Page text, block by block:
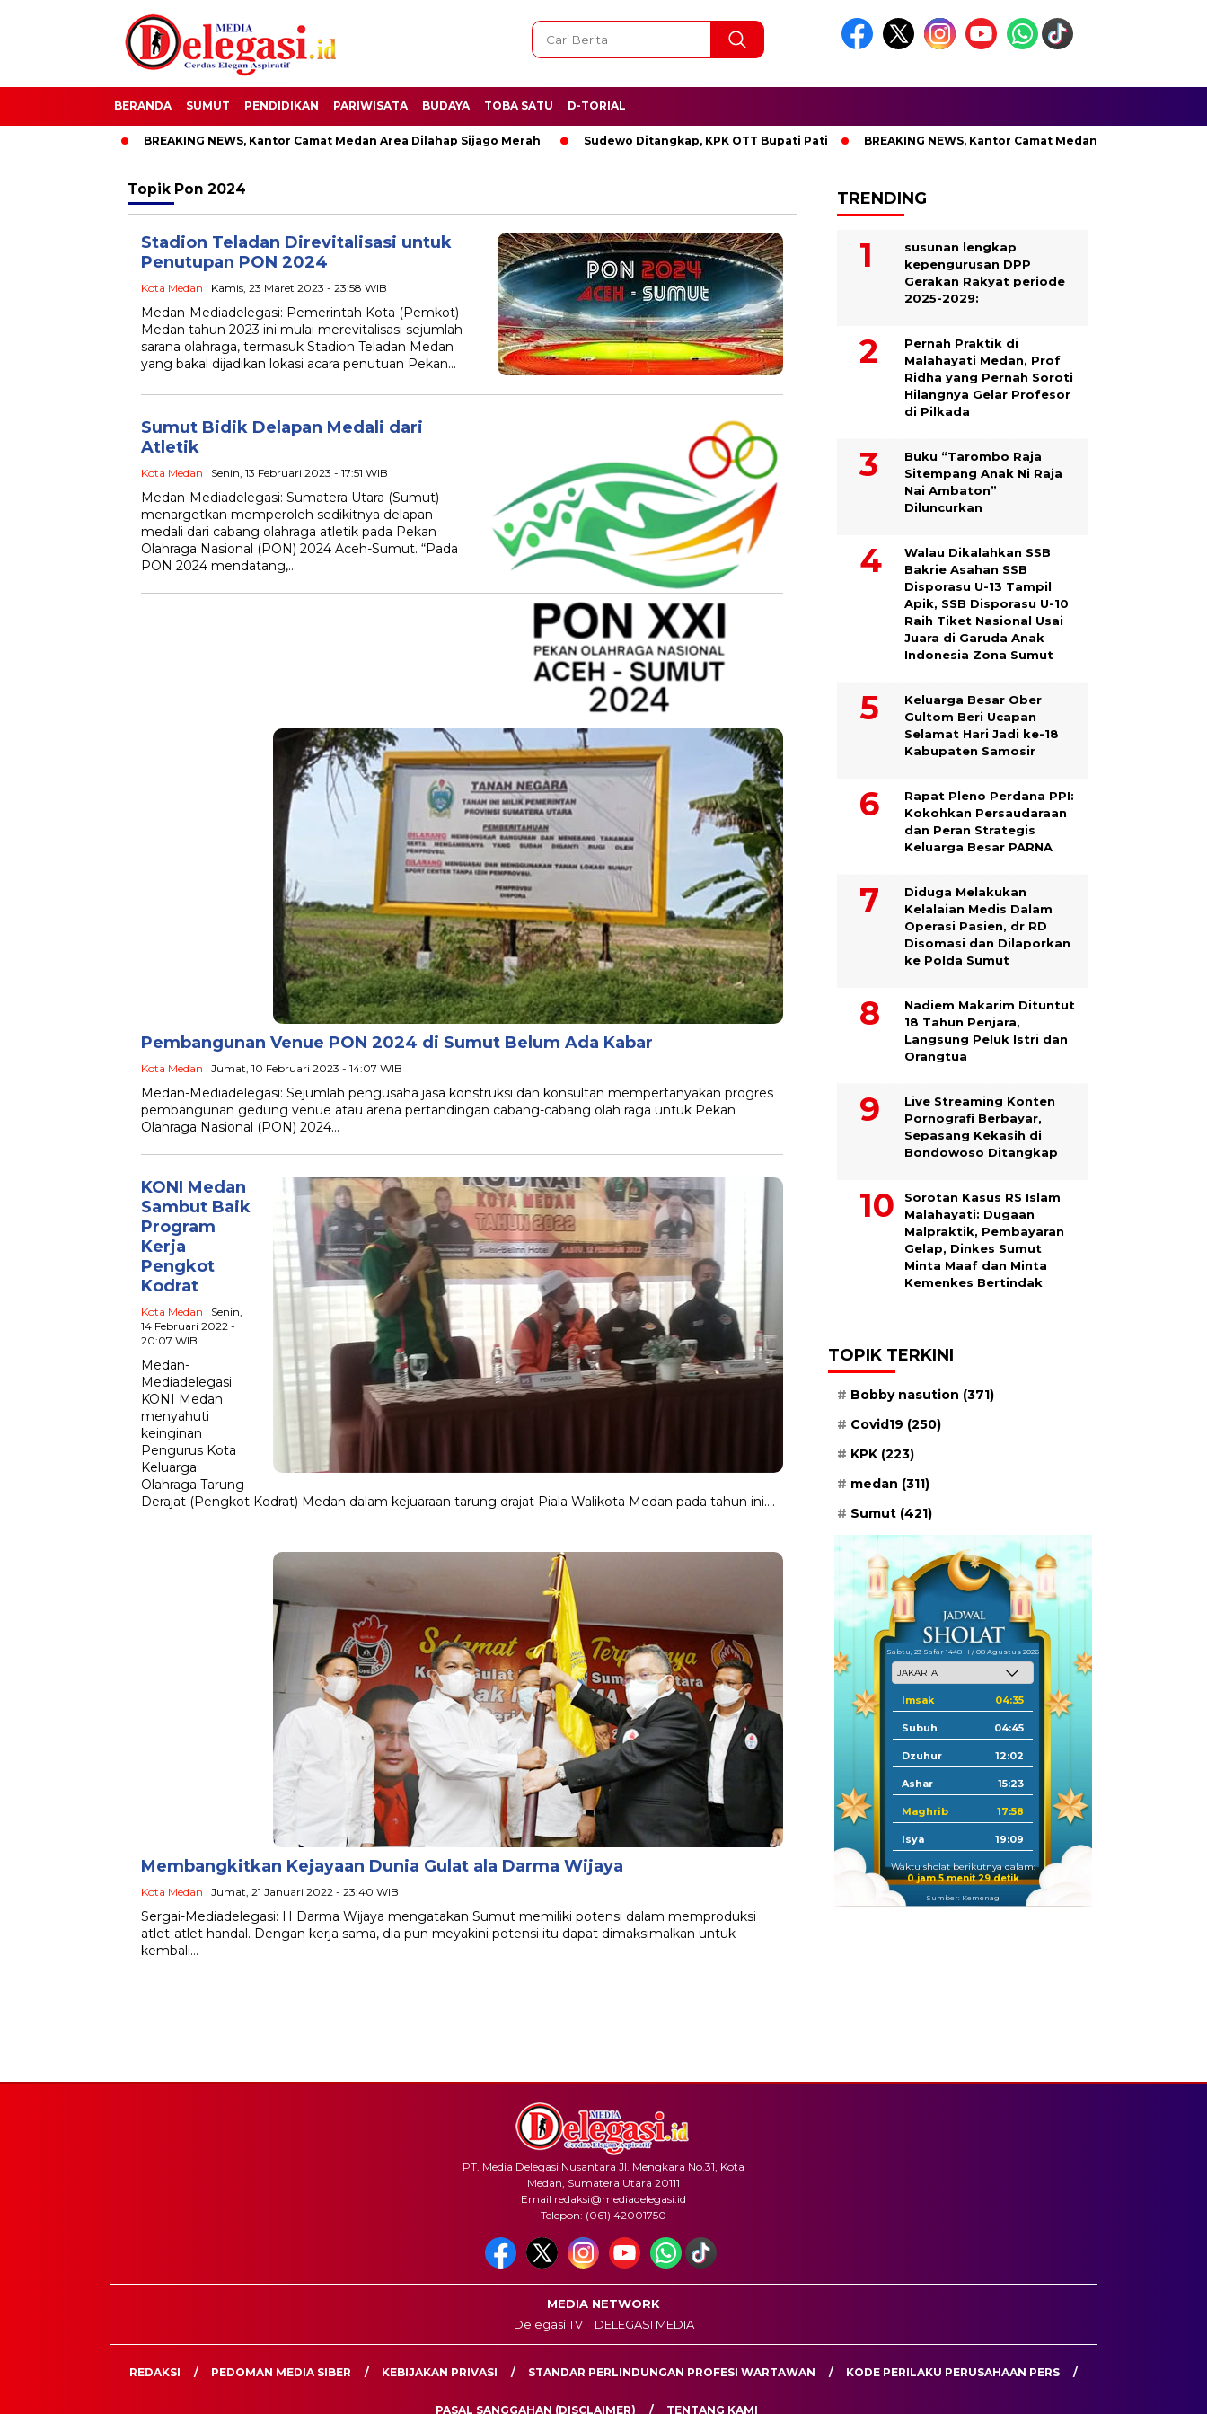
BERANDA SUMUT PENDIDIKAN PARIWISATA BUDAYA TOBA SATU D-TORIAL
BREAKING NEWS, Kantor Camat Medan Area Dilahap Sijago Merah Sudewo Ditangkap, KPK OTT Bupati Pati BREAKING NEWS, Kantor Camat Medan Area Dilahap Sijago
Topik Pon 2024
Stadion Teladan Direvitalisasi untuk
Penutupan PON 2024
Kota Medan | Kamis, 23 Maret 2023 - 23:58 WIB
Medan-Mediadelegasi: Pemerintah Kota (Pemkot)
Medan tahun 2023 ini mulai merevitalisasi sejumlah
sarana olahraga, termasuk Stadion Teladan Medan
yang bakal dijadikan lokasi acara penutuan Pekan…
Sumut Bidik Delapan Medali dari
Atletik
Kota Medan | Senin, 13 Februari 2023 - 17:51 WIB
Medan-Mediadelegasi: Sumatera Utara (Sumut)
menargetkan memperoleh sedikitnya delapan
medali dari cabang olahraga atletik pada Pekan
Olahraga Nasional (PON) 2024 Aceh-Sumut. “Pada
PON 2024 mendatang,…
Pembangunan Venue PON 2024 di Sumut Belum Ada Kabar
Kota Medan | Jumat, 10 Februari 2023 - 14:07 WIB
Medan-Mediadelegasi: Sejumlah pengusaha jasa konstruksi dan konsultan mempertanyakan progres
pembangunan gedung venue atau arena pertandingan cabang-cabang olah raga untuk Pekan
Olahraga Nasional (PON) 2024…
KONI Medan
Sambut Baik
Program
Kerja
Pengkot
Kodrat
Kota Medan | Senin,
14 Februari 2022 -
20:07 WIB
Medan-
Mediadelegasi:
KONI Medan
menyahuti
keinginan
Pengurus Kota
Keluarga
Olahraga Tarung
Derajat (Pengkot Kodrat) Medan dalam kejuaraan tarung drajat Piala Walikota Medan pada tahun ini….
Membangkitkan Kejayaan Dunia Gulat ala Darma Wijaya
Kota Medan | Jumat, 21 Januari 2022 - 23:40 WIB
Sergai-Mediadelegasi: H Darma Wijaya mengatakan Sumut memiliki potensi dalam memproduksi
atlet-atlet handal. Dengan kerja sama, dia pun meyakini potensi itu dapat dimaksimalkan untuk
kembali…
TRENDING
susunan lengkap
kepengurusan DPP
Gerakan Rakyat periode
2025-2029:
Pernah Praktik di
Malahayati Medan, Prof
Ridha yang Pernah Soroti
Hilangnya Gelar Profesor
di Pilkada
Buku “Tarombo Raja
Sitempang Anak Ni Raja
Nai Ambaton”
Diluncurkan
Walau Dikalahkan SSB
Bakrie Asahan SSB
Disporasu U-13 Tampil
Apik, SSB Disporasu U-10
Raih Tiket Nasional Usai
Juara di Garuda Anak
Indonesia Zona Sumut
Keluarga Besar Ober
Gultom Beri Ucapan
Selamat Hari Jadi ke-18
Kabupaten Samosir
Rapat Pleno Perdana PPI:
Kokohkan Persaudaraan
dan Peran Strategis
Keluarga Besar PARNA
Diduga Melakukan
Kelalaian Medis Dalam
Operasi Pasien, dr RD
Disomasi dan Dilaporkan
ke Polda Sumut
​Nadiem Makarim Dituntut
18 Tahun Penjara,
Langsung Peluk Istri dan
Orangtua
Live Streaming Konten
Pornografi Berbayar,
Sepasang Kekasih di
Bondowoso Ditangkap
Sorotan Kasus RS Islam
Malahayati: Dugaan
Malpraktik, Pembayaran
Gelap, Dinkes Sumut
Minta Maaf dan Minta
Kemenkes Bertindak
TOPIK TERKINI
Bobby nasution (371)
Covid19 (250)
KPK (223)
medan (311)
Sumut (421)
Sabtu, 23 Safar 1448 H / 08 Agustus 2026
Imsak 04:35
Subuh 04:45
Dzuhur 12:02
Ashar 15:23
Maghrib 17:58
Isya 19:09
Waktu sholat berikutnya dalam:
0 jam 5 menit 28 detik
Sumber: Kemenag
PT. Media Delegasi Nusantara Jl. Mengkara No.31, Kota
Medan, Sumatera Utara 20111
Email redaksi@mediadelegasi.id
Telepon: (061) 42001750
MEDIA NETWORK
Delegasi TV
DELEGASI MEDIA
REDAKSI PEDOMAN MEDIA SIBER KEBIJAKAN PRIVASI STANDAR PERLINDUNGAN PROFESI WARTAWAN KODE PERILAKU PERUSAHAAN PERS
PASAL SANGGAHAN (DISCLAIMER) TENTANG KAMI